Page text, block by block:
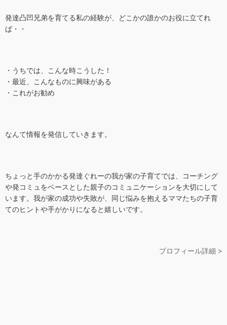
発達凸凹兄弟を育てる私の経験が、どこかの誰かのお役に立てれ
ば・・
・うちでは、こんな時こうした！
・最近、こんなものに興味がある
・これがお勧め
なんて情報を発信していきます。
ちょっと手のかかる発達ぐれーの我が家の子育てでは、コーチング
や発コミュをベースとした親子のコミュニケーションを大切にして
います。我が家の成功や失敗が、同じ悩みを抱えるママたちの子育
てのヒントや手がかりになると嬉しいです。
プロフィール詳細 >